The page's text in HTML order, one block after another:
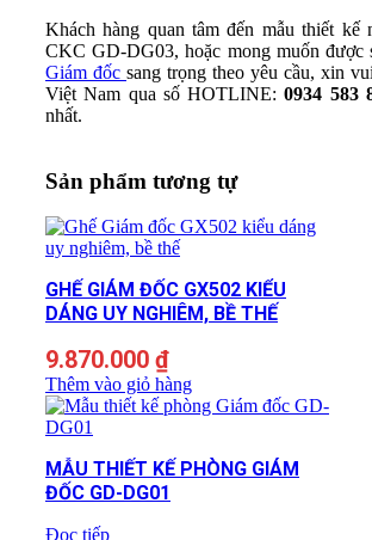
Khách hàng quan tâm đến mẫu thiết
CKC GD-DG03, hoặc mong muốn được
Giám đốc sang trọng theo yêu cầu, xin
Việt Nam qua số HOTLINE:0934 583
nhất.
Sản phẩm tương tự
GHẾ GIÁM ĐỐC GX502 KIỂU
DÁNG UY NGHIÊM, BỀ THẾ
9.870.000 ₫
Thêm vào giỏ hàng
MẪU THIẾT KẾ PHÒNG GIÁM
ĐỐC GD-DG01
Đọc tiếp